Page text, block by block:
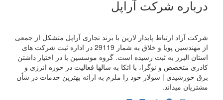
درباره شرکت آراپل
شرکت آراد ارتباط پایدار لارین با برند تجاری آراپل متشکل از جمعی
از مهندسین پویا و خلاق به شمار 29119 در اداره ثبت شرکت های
استان البرز به ثبت رسیده است. گروه موسسین با در اختیار داشتن
کادری متخصص و نوگرا، با اتکا به سالها فعالیت در حوزه انرژی و
برق خورشیدی | سولار خود را ملزم به ارائه بهترین خدمات در شاًن
مشتریان میداند.